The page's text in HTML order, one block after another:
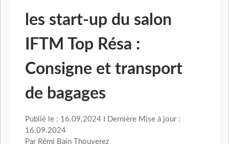
les start-up du salon
IFTM Top Résa :
Consigne et transport
de bagages
Publié le : 16.09.2024 I Dernière Mise à jour :
16.09.2024
Par Rémi Bain Thouverez